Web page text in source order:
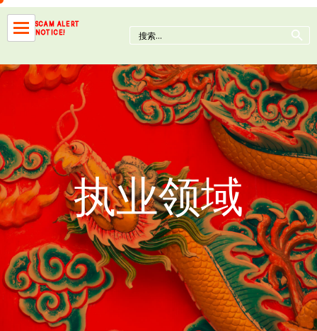
Skip
content
SCAM ALERT
NOTICE!
Search
for:
Search Button
执业领域